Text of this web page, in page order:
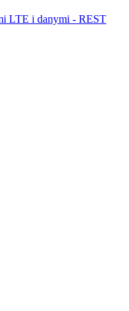
LTE i danymi - REST